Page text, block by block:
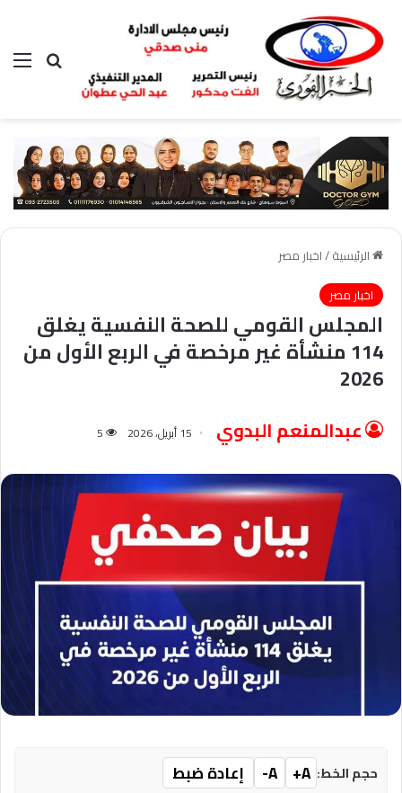
بحث عن
الرئيسية/اخبار مصر
اخبار مصر
المجلس القومي للصحة النفسية يغلق
114 منشأة غير مرخصة في الربع الأول من
2026
عبدالمنعم البدوي 15 أبريل، 2026 5
حجم الخط: A+
A-
إعادة ضبط